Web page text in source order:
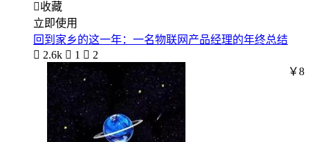
收藏
立即使用
回到家乡的这一年：一名物联网产品经理的年终总结
 2.6k  1  2
￥8